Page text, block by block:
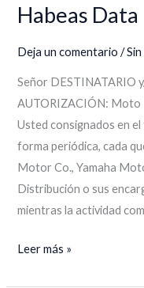
Habeas Data
Deja un comentario /
Señor DESTINATARIO
AUTORIZACIÓN: Moto
Usted consignados en
forma periódica, cada
Motor Co., Yamaha
Distribución o sus
mientras la actividad
Habeas
Leer más »